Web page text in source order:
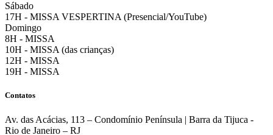
Sábado
17H - MISSA VESPERTINA (Presencial/YouTube)
Domingo
8H - MISSA
10H - MISSA (das crianças)
12H - MISSA
19H - MISSA
Contatos
Av. das Acácias, 113 – Condomínio Península | Barra da Tijuca -
Rio de Janeiro – RJ